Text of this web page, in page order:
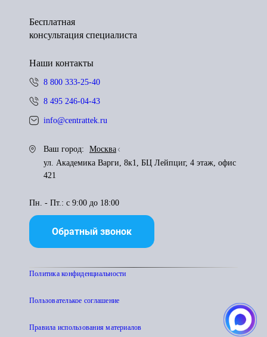
Бесплатная
консультация специалиста
Наши контакты
8 800 333-25-40
8 495 246-04-43
info@centrattek.ru
Ваш город:
Москва
ул. Академика Варги, 8к1, БЦ Лейпциг, 4 этаж, офис
421
Пн. - Пт.: с 9:00 до 18:00
Обратный звонок
Политика конфиденциальности
Пользователькое соглашение
Правила использования материалов